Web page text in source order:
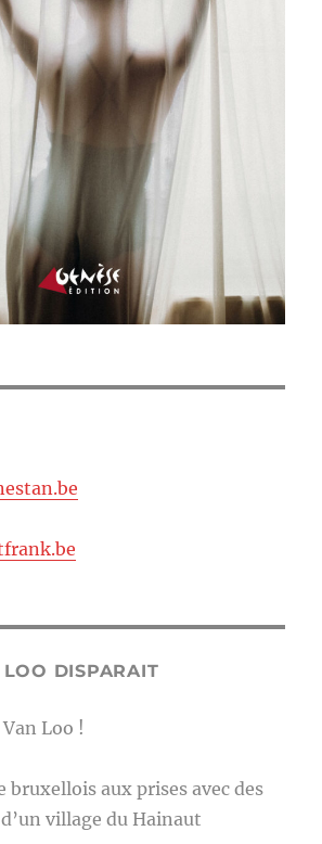
DISPARAIT
Loo !
bruxellois aux prises avec des
village du Hainaut